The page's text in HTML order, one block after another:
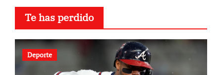
Te has perdido
Deporte